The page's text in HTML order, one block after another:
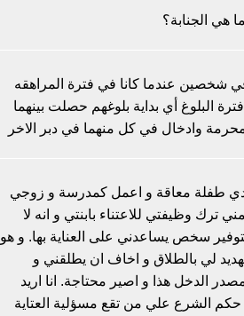
في شخصين عندما كانا في فترة المراهقه
البلوغ أي بداية بلوغهم حصلت بينهما
وادخال في كل منهما في دبر الاخر
لدي طفلة معاقة و اعمل كمدرسة و زوجي
ترك وظيفتي للاعتناء بابنتي و انه لا
سخص يساعدني على العناية بها. و هو
لي بالطلاق و اخاف ان يطلقني و
الدخل هذا و اصير محتاجة. انا اريد
الشرع علي من تقع مسؤلية العتاية